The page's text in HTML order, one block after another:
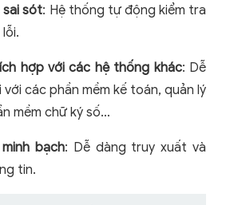
sai sót: Hệ thống tự động kiểm tra
hợp với các hệ thống khác: Dễ
các phần mềm kế toán, quản lý
mềm chữ ký số…
bạch: Dễ dàng truy xuất và
tin.